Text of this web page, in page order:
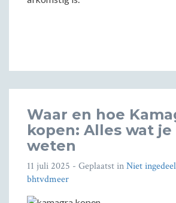
Waar en hoe
kopen: Alles wat
weten
11 juli 2025 - Geplaatst inNiet
bhtvdmeer